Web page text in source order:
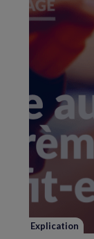
Explication